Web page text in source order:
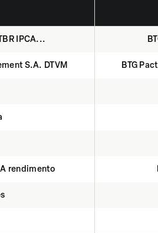
IPCA...
S.A. DTVM BTG
rendimento